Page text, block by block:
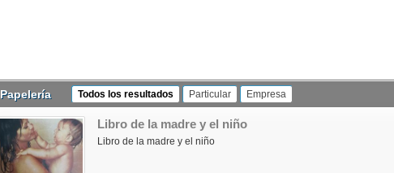
Papelería Todos los resultados Particular Empresa
Libro de la madre y el niño
Libro de la madre y el niño